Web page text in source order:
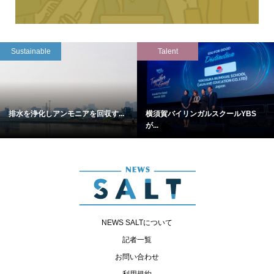
Sustainable
排水を浄化しアンモニアを回収す...
Talent
横須賀バイリンガルスクールYBS
が...
NEWS SALTについて
記者一覧
お問い合わせ